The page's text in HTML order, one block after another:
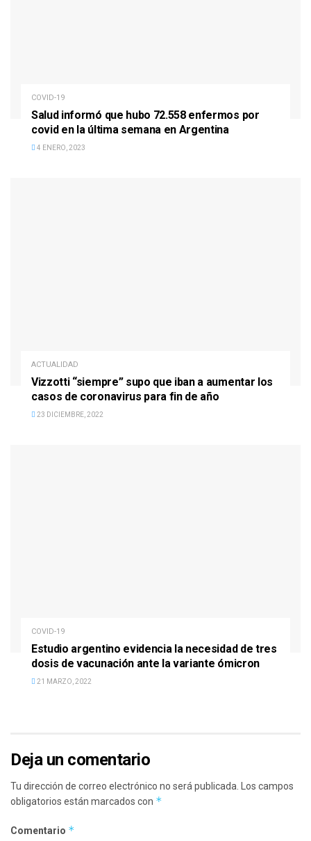
COVID-19
Salud informó que hubo 72.558 enfermos por
covid en la última semana en Argentina
4 ENERO, 2023
ACTUALIDAD
Vizzotti “siempre” supo que iban a aumentar los
casos de coronavirus para fin de año
23 DICIEMBRE, 2022
COVID-19
Estudio argentino evidencia la necesidad de tres
dosis de vacunación ante la variante ómicron
21 MARZO, 2022
Deja un comentario
Tu dirección de correo electrónico no será publicada.
Los campos
obligatorios están marcados con *
Comentario *